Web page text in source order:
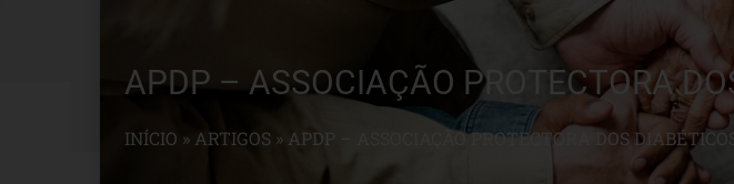
APDP – ASSOCIAÇÃO PROTECTORA
INÍCIO » ARTIGOS » APDP – ASSOCIAÇÃO PROTECTORA DOS